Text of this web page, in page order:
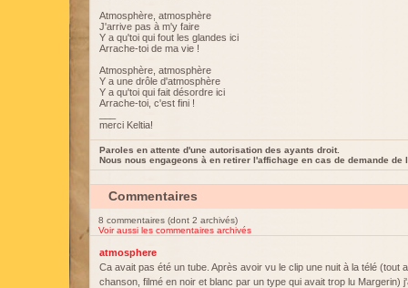
Atmosphère, atmosphère
J'arrive pas à m'y faire
Y a qu'toi qui fout les glandes ici
Arrache-toi de ma vie !
Atmosphère, atmosphère
Y a une drôle d'atmosphère
Y a qu'toi qui fait désordre ici
Arrache-toi, c'est fini !
merci Keltia!
Paroles en attente d'une autorisation des ayants droit.
Nous nous engageons à en retirer l'affichage en cas de demande de
Commentaires
8 commentaires (dont 2 archivés)
Voir aussi les commentaires archivés
atmosphere
Ca avait pas été un tube. Après avoir vu le clip une nuit à la télé (tout
chanson, filmé en noir et blanc par un type qui avait trop lu Margerin)